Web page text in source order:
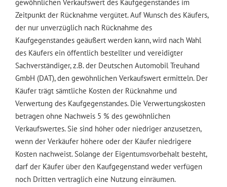
gewöhnlichen Verkaufswert des Kaufgegenstandes im
Zeitpunkt der Rücknahme vergütet. Auf Wunsch des Käufers,
der nur unverzüglich nach Rücknahme des
Kaufgegenstandes geäußert werden kann, wird nach Wahl
des Käufers ein öffentlich bestellter und vereidigter
Sachverständiger, z.B. der Deutschen Automobil Treuhand
GmbH (DAT), den gewöhnlichen Verkaufswert ermitteln. Der
Käufer trägt sämtliche Kosten der Rücknahme und
Verwertung des Kaufgegenstandes. Die Verwertungskosten
betragen ohne Nachweis 5 % des gewöhnlichen
Verkaufswertes. Sie sind höher oder niedriger anzusetzen,
wenn der Verkäufer höhere oder der Käufer niedrigere
Kosten nachweist. Solange der Eigentumsvorbehalt besteht,
darf der Käufer über den Kaufgegenstand weder verfügen
noch Dritten vertraglich eine Nutzung einräumen.